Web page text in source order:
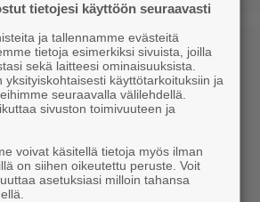
tietojesi käyttöön seuraavasti
ja tallennamme evästeitä
tietoja esimerkiksi sivuista, joilla
sekä laitteesi ominaisuuksista.
yksityiskohtaisesti käyttötarkoituksiin ja
seuraavalla välilehdellä.
sivuston toimivuuteen ja
voivat käsitellä tietoja myös ilman
on siihen oikeutettu peruste. Voit
asetuksiasi milloin tahansa